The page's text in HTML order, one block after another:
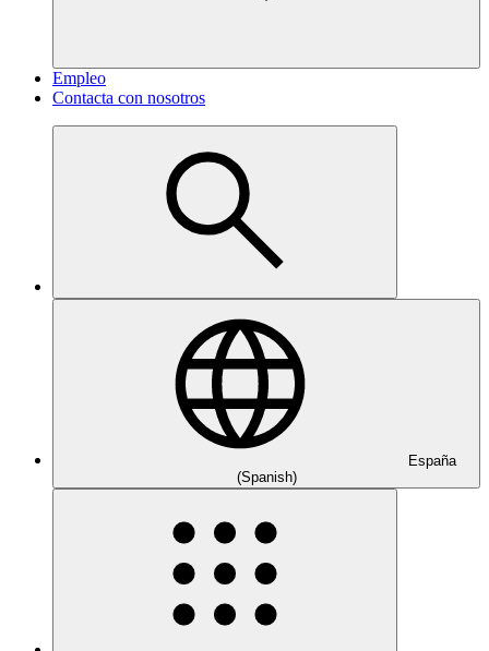
Empleo
Contacta con nosotros
España
(Spanish)